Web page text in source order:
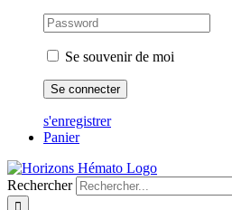
Se souvenir de moi
s'enregistrer
Panier
Rechercher